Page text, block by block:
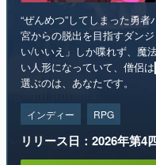
“ぜんめつ”してしまった勇
宮からの脱出を目指すダン
い/いいえ」しか喋れず、魔
い人形になっていて、僧侶
選ぶのは、あなたです。
インディー RPG
リリース日：2026年第4